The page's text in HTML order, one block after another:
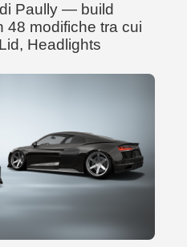
Paully — build
48 modifiche tra cui
Headlights